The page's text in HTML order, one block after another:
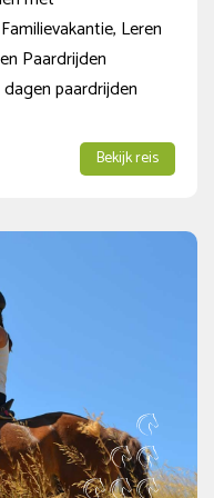
Leren
Paardrijden
paardrijden
Bekijk reis